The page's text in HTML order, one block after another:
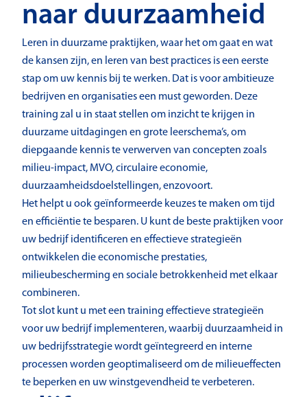
naar duurzaamheid
Leren in duurzame praktijken, waar het om gaat en wat
de kansen zijn, en leren van best practices is een eerste
stap om uw kennis bij te werken. Dat is voor ambitieuze
bedrijven en organisaties een must geworden. Deze
training zal u in staat stellen om inzicht te krijgen in
duurzame uitdagingen en grote leerschema’s, om
diepgaande kennis te verwerven van concepten zoals
milieu-impact, MVO, circulaire economie,
duurzaamheidsdoelstellingen, enzovoort.
Het helpt u ook geïnformeerde keuzes te maken om tijd
en efficiëntie te besparen. U kunt de beste praktijken voor
uw bedrijf identificeren en effectieve strategieën
ontwikkelen die economische prestaties,
milieubescherming en sociale betrokkenheid met elkaar
combineren.
Tot slot kunt u met een training effectieve strategieën
voor uw bedrijf implementeren, waarbij duurzaamheid in
uw bedrijfsstrategie wordt geïntegreerd en interne
processen worden geoptimaliseerd om de milieueffecten
te beperken en uw winstgevendheid te verbeteren.